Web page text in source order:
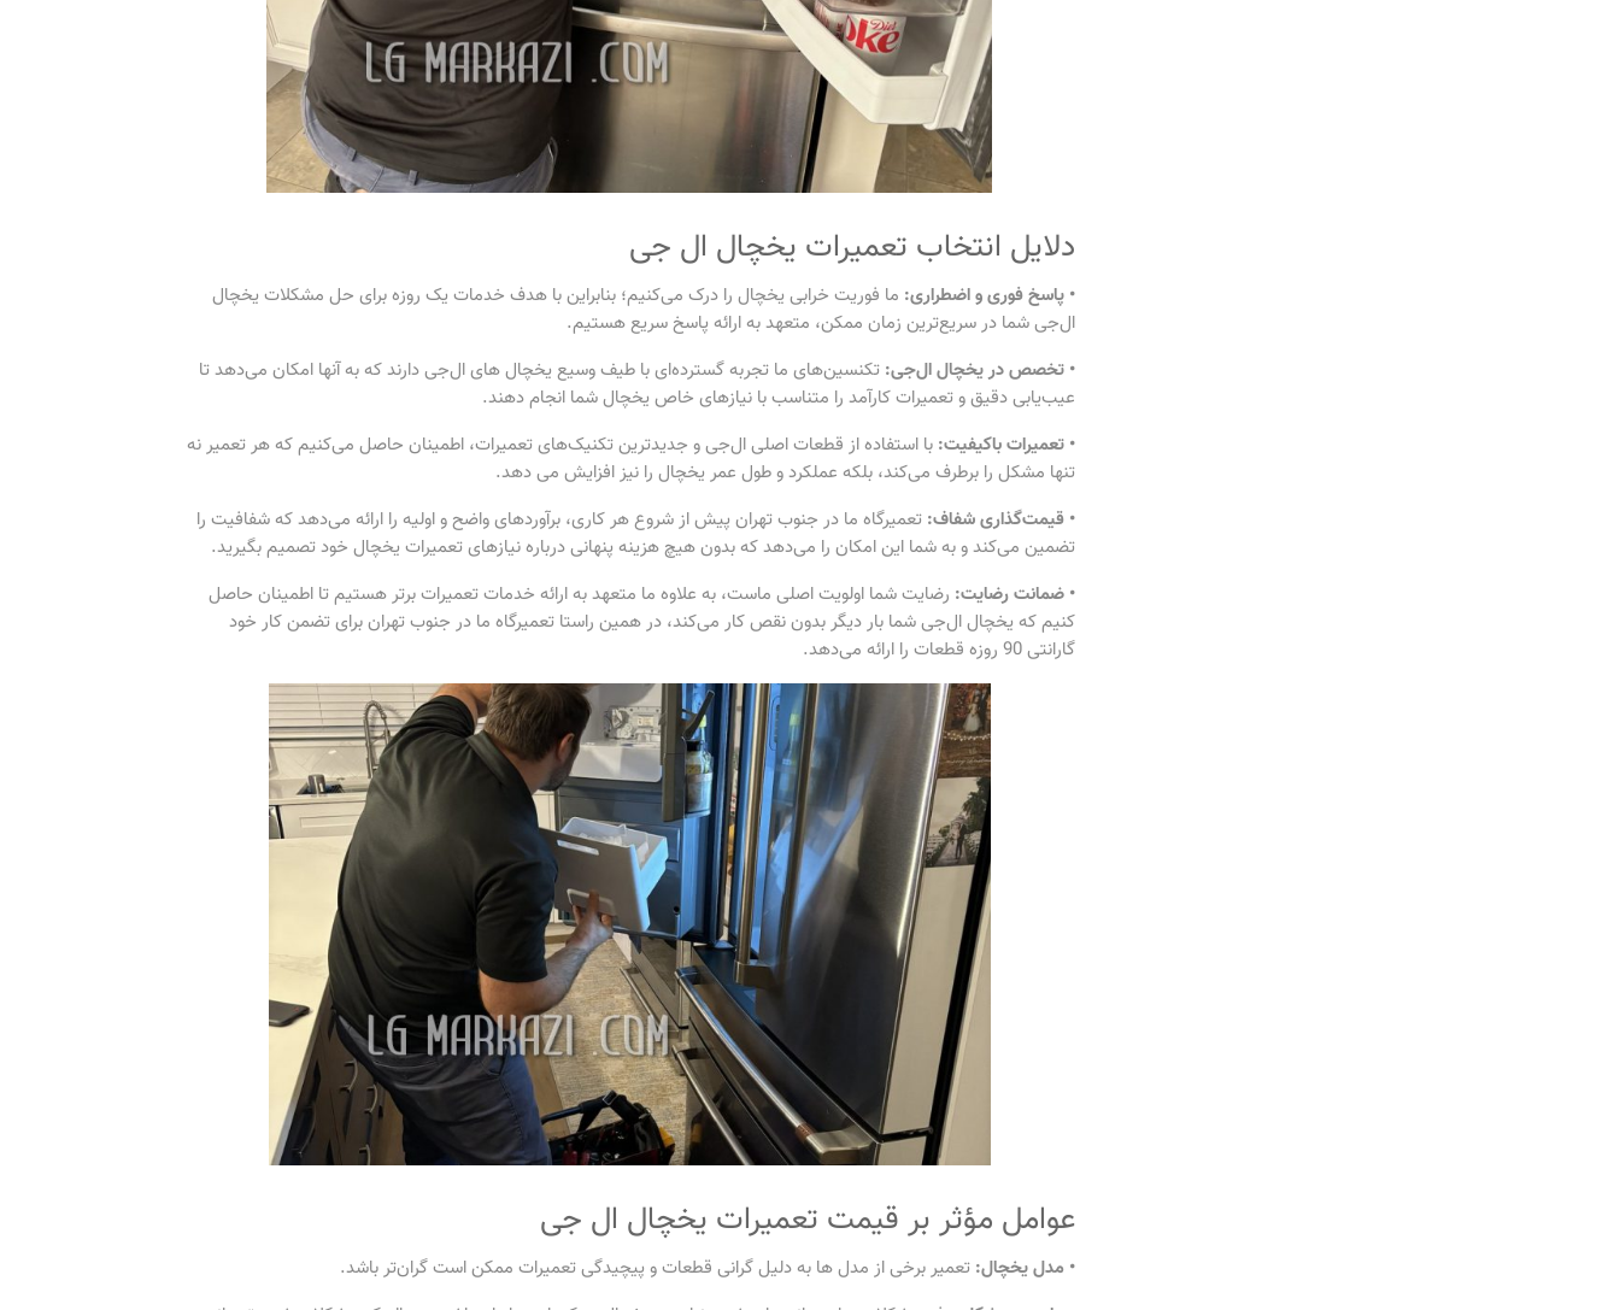
دلایل انتخاب تعمیرات یخچال ال جی
• پاسخ فوری و اضطراری: ما فوریت خرابی یخچال را درک می‌کنیم؛ بنابراین با هدف خدمات یک روزه برای حل مشکلات یخچال
ال‌جی شما در سریع‌ترین زمان ممکن، متعهد به ارائه پاسخ سریع هستیم.
• تخصص در یخچال ال‌جی: تکنسین‌های ما تجربه گسترده‌ای با طیف وسیع یخچال های ال‌جی دارند که به آنها امکان می‌دهد تا
عیب‌یابی دقیق و تعمیرات کارآمد را متناسب با نیازهای خاص یخچال شما انجام دهند.
• تعمیرات باکیفیت: با استفاده از قطعات اصلی ال‌جی و جدیدترین تکنیک‌های تعمیرات، اطمینان حاصل می‌کنیم که هر تعمیر نه
تنها مشکل را برطرف می‌کند، بلکه عملکرد و طول عمر یخچال را نیز افزایش می دهد.
• قیمت‌گذاری شفاف: تعمیرگاه ما در جنوب تهران پیش از شروع هر کاری، برآوردهای واضح و اولیه را ارائه می‌دهد که شفافیت را
تضمین می‌کند و به شما این امکان را می‌دهد که بدون هیچ هزینه پنهانی درباره نیازهای تعمیرات یخچال خود تصمیم بگیرید.
• ضمانت رضایت: رضایت شما اولویت اصلی ماست، به علاوه ما متعهد به ارائه خدمات تعمیرات برتر هستیم تا اطمینان حاصل
کنیم که یخچال ال‌جی شما بار دیگر بدون نقص کار می‌کند، در همین راستا تعمیرگاه ما در جنوب تهران برای تضمن کار خود
گارانتی 90 روزه قطعات را ارائه می‌دهد.
عوامل مؤثر بر قیمت تعمیرات یخچال ال جی
• مدل یخچال: تعمیر برخی از مدل ها به دلیل گرانی قطعات و پیچیدگی تعمیرات ممکن است گران‌تر باشد.